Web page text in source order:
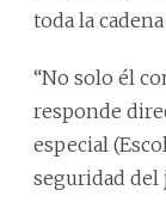
toda la
“No solo él
responde
especial
seguridad del